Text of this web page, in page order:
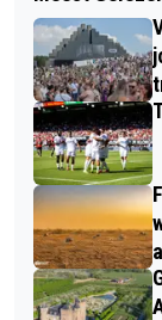
WAS JIJ
COBRA’S